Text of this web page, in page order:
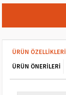
ÜRÜN ÖZELLIKLERI
ÜRÜN ÖNERILERI